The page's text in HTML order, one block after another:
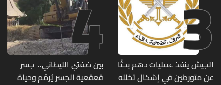
3
الجيش ينفذ عمليات دهم بحثًا
عن متورطين في إشكال تخلله
4
بين ضفتي الليطاني... جسر
قعقعية الجسر يُرمّم وحياة